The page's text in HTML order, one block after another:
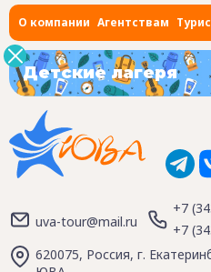
О компании Агентствам
Детские лагеря
uva-tour@mail.ru
+7
+7
620075, Россия, г.